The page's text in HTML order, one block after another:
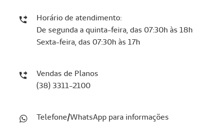
Horário de atendimento:
De segunda a quinta-feira, das 07:30h às 18h
Sexta-feira, das 07:30h às 17h
Vendas de Planos
(38) 3311-2100
Telefone/WhatsApp para informações